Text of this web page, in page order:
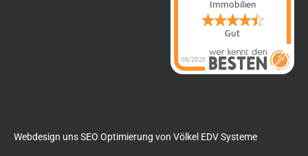
Immobilien
Gut
08/2026 Anette Dettmer
Immobilienhat4.4
Webdesign uns SEO Optimierung von Völkel EDV Systeme